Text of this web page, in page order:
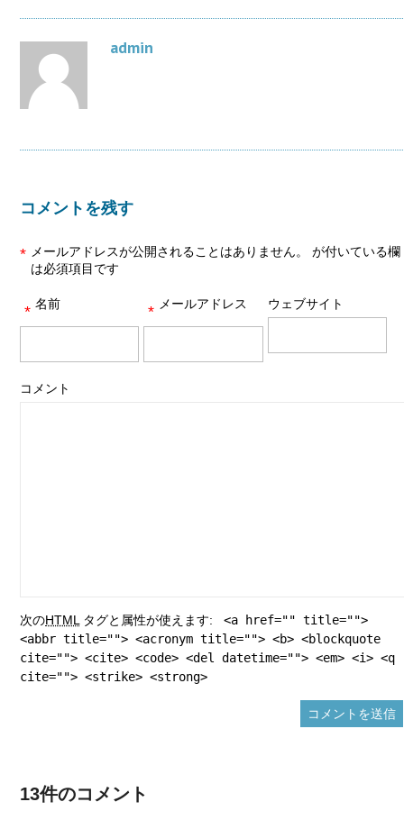
admin
コメントを残す
メールアドレスが公開されることはありません。
*
が付いている欄
は必須項目です
名前
* メールアドレス
* ウェブサイト
コメント
次のHTML タグと属性が使えます:
<a href="" title="">
<abbr title=""> <acronym title=""> <b> <blockquote
cite=""> <cite> <code> <del datetime=""> <em> <i> <q
cite=""> <strike> <strong>
13件のコメント